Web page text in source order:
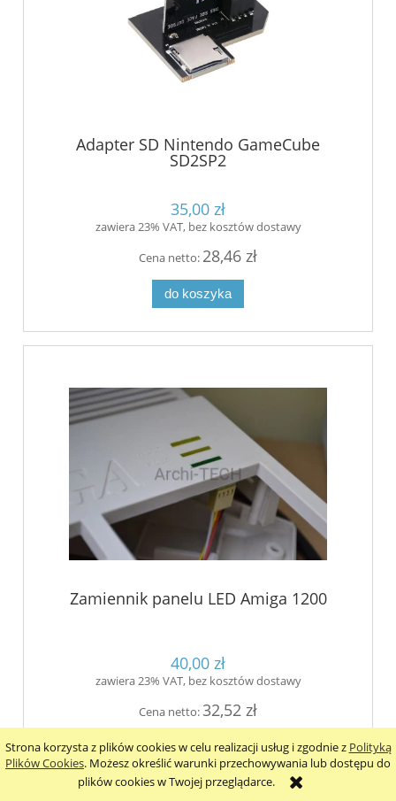
Strona korzysta z plików cookies w celu realizacji usług i zgodnie z Polityką
Plików Cookies. Możesz określić warunki przechowywania lub dostępu do
plików cookies w Twojej przeglądarce.
Adapter SD Nintendo GameCube
SD2SP2
35,00 zł
zawiera 23% VAT, bez kosztów dostawy
Cena netto: 28,46 zł
do koszyka
Zamiennik panelu LED Amiga 1200
40,00 zł
zawiera 23% VAT, bez kosztów dostawy
Cena netto:32,52 zł
do koszyka